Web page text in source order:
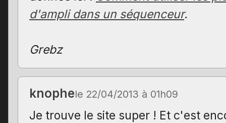
d'ampli dans un séquenceur.
Grebz
knophele 22/04/2013 à 01h09
Je trouve le site super ! Et c'est